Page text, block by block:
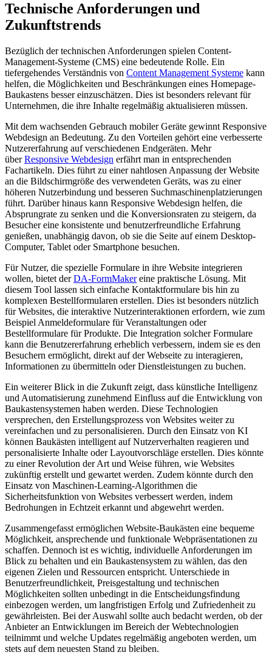
Technische Anforderungen und
Zukunftstrends
Bezüglich der technischen Anforderungen spielen Content-
Management-Systeme (CMS) eine bedeutende Rolle. Ein
tiefergehendes Verständnis von Content Management Systeme kann
helfen, die Möglichkeiten und Beschränkungen eines Homepage-
Baukastens besser einzuschätzen. Dies ist besonders relevant für
Unternehmen, die ihre Inhalte regelmäßig aktualisieren müssen.
Mit dem wachsenden Gebrauch mobiler Geräte gewinnt Responsive
Webdesign an Bedeutung. Zu den Vorteilen gehört eine verbesserte
Nutzererfahrung auf verschiedenen Endgeräten. Mehr
überResponsive Webdesign erfährt man in entsprechenden
Fachartikeln. Dies führt zu einer nahtlosen Anpassung der Website
an die Bildschirmgröße des verwendeten Geräts, was zu einer
höheren Nutzerbindung und besseren Suchmaschinenplatzierungen
führt. Darüber hinaus kann Responsive Webdesign helfen, die
Absprungrate zu senken und die Konversionsraten zu steigern, da
Besucher eine konsistente und benutzerfreundliche Erfahrung
genießen, unabhängig davon, ob sie die Seite auf einem Desktop-
Computer, Tablet oder Smartphone besuchen.
Für Nutzer, die spezielle Formulare in ihre Website integrieren
wollen, bietet derDA-FormMakereine praktische Lösung. Mit
diesem Tool lassen sich einfache Kontaktformulare bis hin zu
komplexen Bestellformularen erstellen. Dies ist besonders nützlich
für Websites, die interaktive Nutzerinteraktionen erfordern, wie zum
Beispiel Anmeldeformulare für Veranstaltungen oder
Bestellformulare für Produkte. Die Integration solcher Formulare
kann die Benutzererfahrung erheblich verbessern, indem sie es den
Besuchern ermöglicht, direkt auf der Webseite zu interagieren,
Informationen zu übermitteln oder Dienstleistungen zu buchen.
Ein weiterer Blick in die Zukunft zeigt, dass künstliche Intelligenz
und Automatisierung zunehmend Einfluss auf die Entwicklung von
Baukastensystemen haben werden. Diese Technologien
versprechen, den Erstellungsprozess von Websites weiter zu
vereinfachen und zu personalisieren. Durch den Einsatz von KI
können Baukästen intelligent auf Nutzerverhalten reagieren und
personalisierte Inhalte oder Layoutvorschläge erstellen. Dies könnte
zu einer Revolution der Art und Weise führen, wie Websites
zukünftig erstellt und gewartet werden. Zudem könnte durch den
Einsatz von Maschinen-Learning-Algorithmen die
Sicherheitsfunktion von Websites verbessert werden, indem
Bedrohungen in Echtzeit erkannt und abgewehrt werden.
Zusammengefasst ermöglichen Website-Baukästen eine bequeme
Möglichkeit, ansprechende und funktionale Webpräsentationen zu
schaffen. Dennoch ist es wichtig, individuelle Anforderungen im
Blick zu behalten und ein Baukastensystem zu wählen, das den
eigenen Zielen und Ressourcen entspricht. Unterschiede in
Benutzerfreundlichkeit, Preisgestaltung und technischen
Möglichkeiten sollten unbedingt in die Entscheidungsfindung
einbezogen werden, um langfristigen Erfolg und Zufriedenheit zu
gewährleisten. Bei der Auswahl sollte auch bedacht werden, ob der
Anbieter an Entwicklungen im Bereich der Webtechnologien
teilnimmt und welche Updates regelmäßig angeboten werden, um
stets auf dem neuesten Stand zu bleiben.